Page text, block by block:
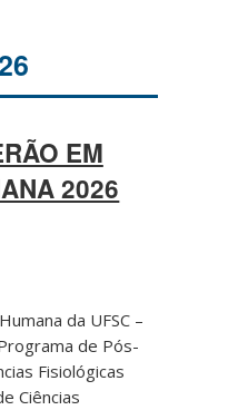
EM
2026
da UFSC –
de Pós-
Fisiológicas
Ciências